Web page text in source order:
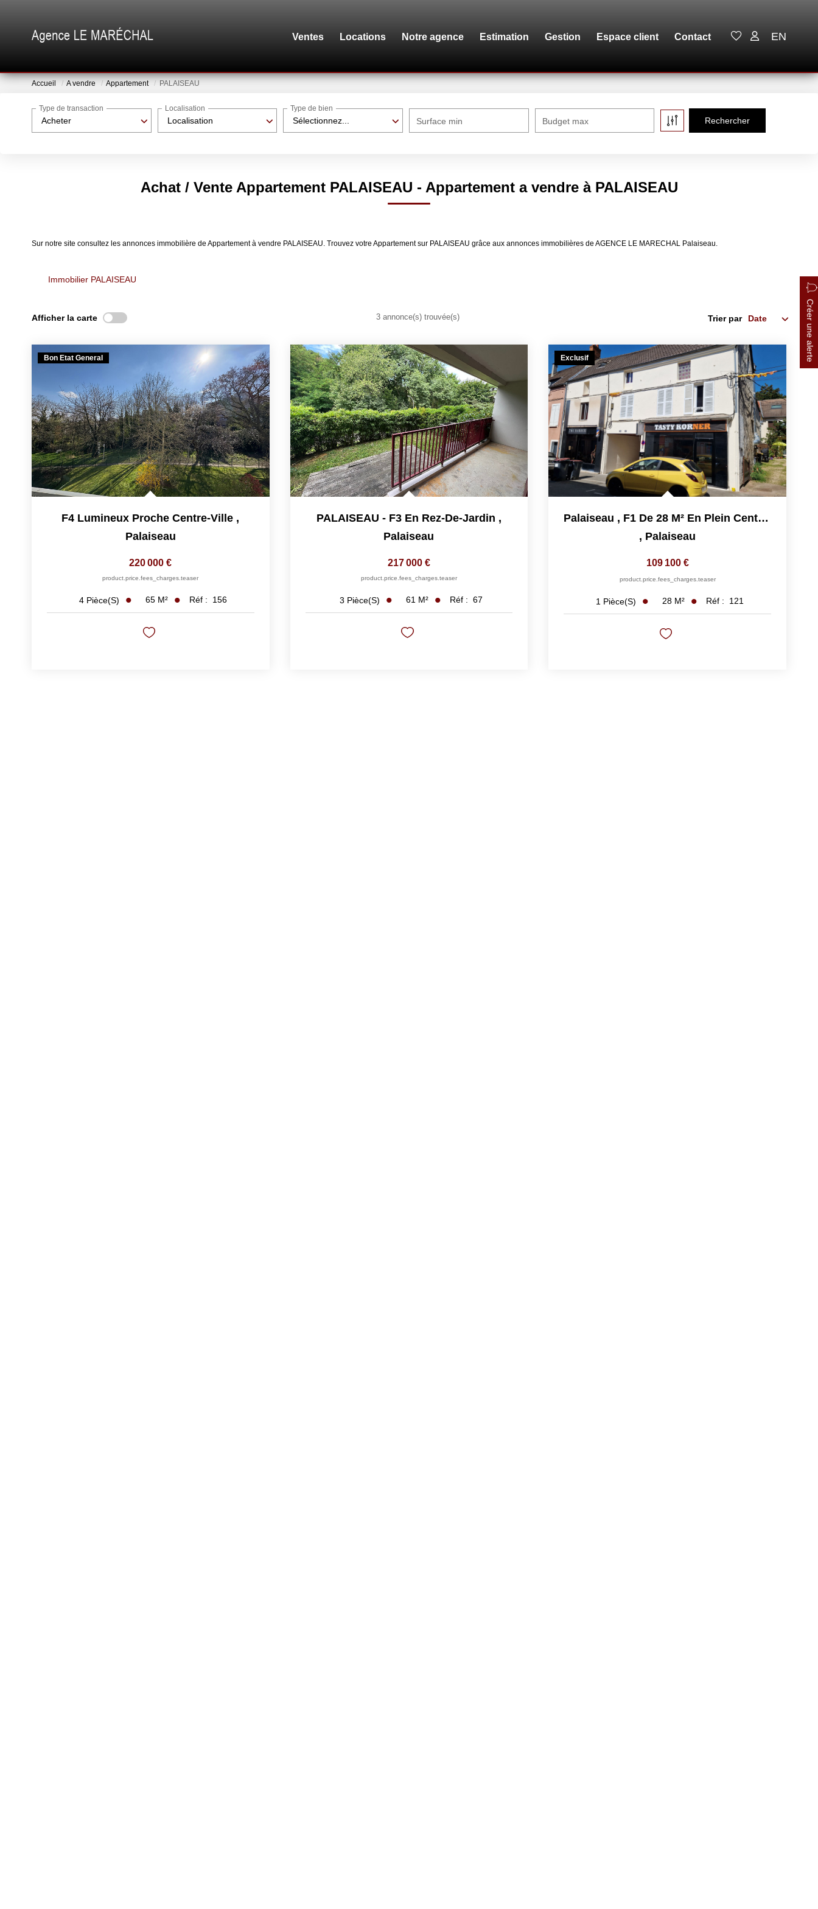
Ventes Locations Notre agence Estimation Gestion Espace client Contact EN
Accueil A vendre Appartement PALAISEAU
Acheter
Type de transaction
Localisation
Localisation
Sélectionnez...
Type de bien
Surface min Budget max
Achat / Vente Appartement PALAISEAU - Appartement a vendre à PALAISEAU
Sur notre site consultez les annonces immobilière de Appartement à vendre PALAISEAU. Trouvez votre Appartement sur PALAISEAU grâce aux annonces immobilières de AGENCE LE MARECHAL Palaiseau.
Immobilier PALAISEAU
Créer une alerte
Afficher la carte 3 annonce(s) trouvée(s) Trier par
Bon Etat General
F4 Lumineux Proche Centre-Ville ,
Palaiseau
220 000 €
product.price.fees_charges.teaser
4 Pièce(s) 65 M² Réf : 156
PALAISEAU - F3 En Rez-De-Jardin ,
Palaiseau
217 000 €
product.price.fees_charges.teaser
3 Pièce(s) 61 M² Réf : 67
Exclusif
Palaiseau , F1 De 28 M² En Plein Centre Ville Vendu Loué !
, Palaiseau
109 100 €
product.price.fees_charges.teaser
1 Pièce(s) 28 M² Réf : 121